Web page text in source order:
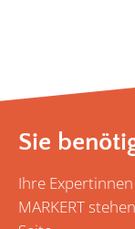
Sie
Ihre
MARKERT